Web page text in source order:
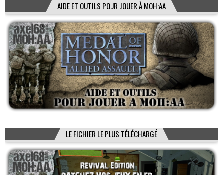
AIDE ET OUTILS POUR JOUER À MOH:AA
LE FICHIER LE PLUS TÉLÉCHARGÉ